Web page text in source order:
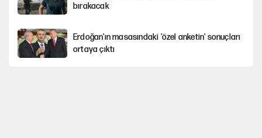
bırakacak
Erdoğan'ın masasındaki 'özel anketin' sonuçları
ortaya çıktı